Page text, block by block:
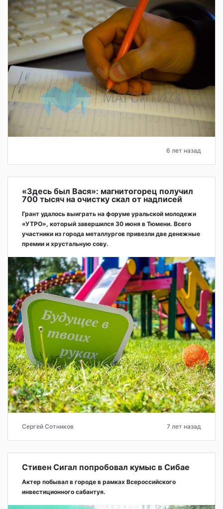
6 лет назад
«Здесь был Вася»: магнитогорец получил
700 тысяч на очистку скал от надписей
Грант удалось выиграть на форуме уральской молодежи
«УТРО», который завершился 30 июня в Тюмени. Всего
участники из города металлургов привезли две денежные
премии и хрустальную сову.
Сергей Сотников 7 лет назад
Стивен Сигал попробовал кумыс в Сибае
Актер побывал в городе в рамках Всероссийского
инвестиционного сабантуя.